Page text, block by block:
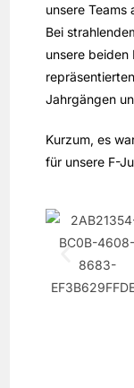
unsere Teams
Bei
unsere beiden
Jahrgängen
Kurzum, es
für unsere F-